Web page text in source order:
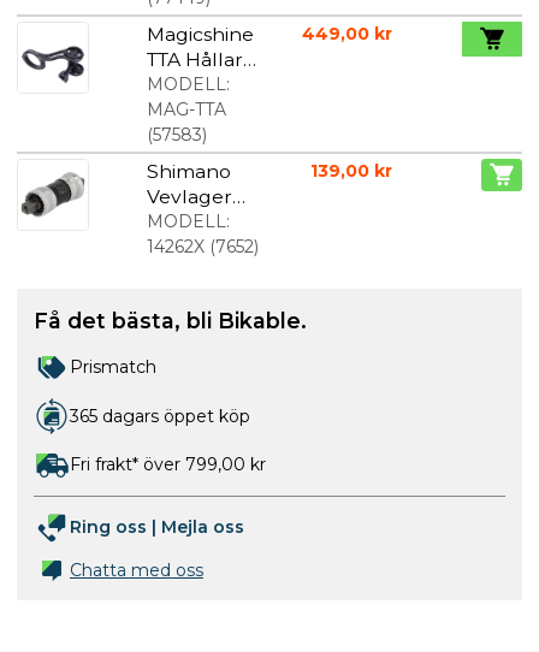
Magicshine
TTA Hållare
till Lampa
och Dator
MODELL:
MAG-TTA
(57583)
449,00 kr
Shimano
Vevlager
fyrkantig
axel BB-
MODELL:
14262X(7652)
139,00 kr
Få det bästa, bli Bikable.
Prismatch
365 dagars öppet köp
Fri frakt* över 799,00 kr
Ring oss | Mejla oss
Chatta med oss